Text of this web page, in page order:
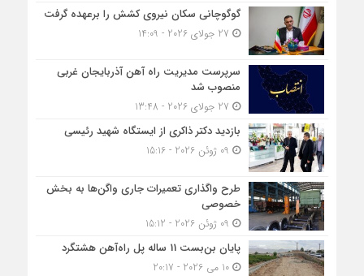
گوگوچانی سکان نیروی کشش را برعهده گرفت
سرپرست مدیریت راه آهن آذربایجان غربی
منصوب شد
بازدید دکتر ذاکری از ایستگاه شهید رئیسی
طرح واگذاری تعمیرات جاری واگن‌ها به بخش
خصوصی
پایان بن‌بست 11 ساله پل راه‌آهن هشتگرد
10 می 2026 - 20:17